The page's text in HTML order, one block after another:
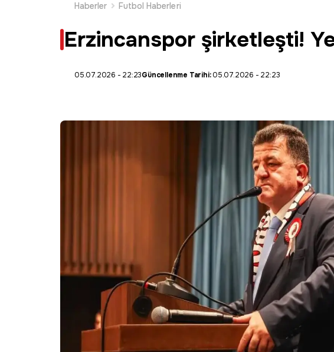
Haberler Futbol Haberleri
Erzincanspor şirketleşti!
05.07.2026 - 22:23Güncellenme Tarihi:05.07.2026 - 22:23